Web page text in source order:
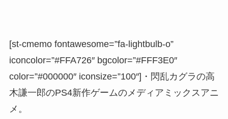
[st-cmemo fontawesome=”fa-lightbulb-o”
iconcolor=”#FFA726″ bgcolor=”#FFF3E0″
color=”#000000″ iconsize=”100″]・閃乱カグラの高
木謙一郎のPS4新作ゲームのメディアミックスアニ
メ。